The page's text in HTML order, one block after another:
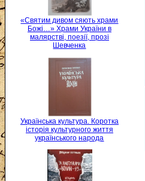
«Святим дивом сяють храми
Божі…» Храми України в
малярстві, поезії, прозі
Шевченка
Українська культура. Коротка
історія культурного життя
українського народа